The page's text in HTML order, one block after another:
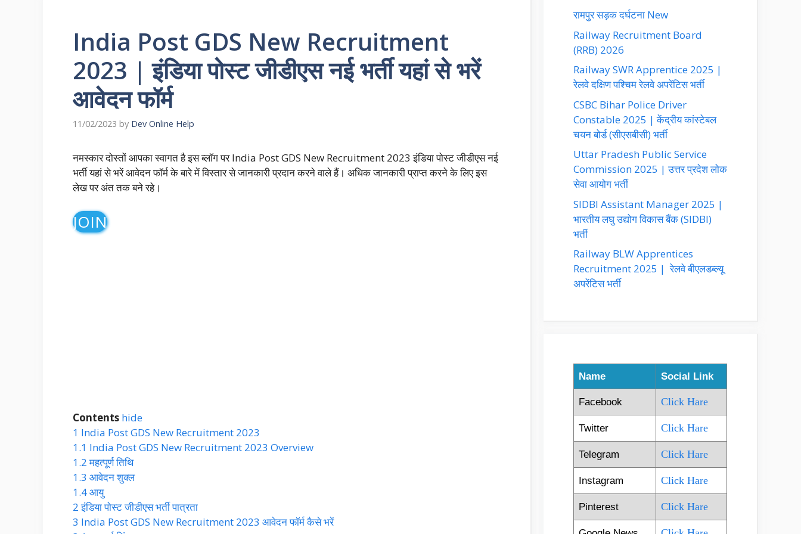
India Post GDS New Recruitment
2023 | इंडिया पोस्ट जीडीएस नई भर्ती यहां से भरें
आवेदन फॉर्म
11/02/2023 by Dev Online Help
नमस्कार दोस्तों आपका स्वागत है इस ब्लॉग पर India Post GDS New Recruitment 2023 इंडिया पोस्ट जीडीएस नई
भर्ती यहां से भरें आवेदन फॉर्म के बारे में विस्तार से जानकारी प्रदान करने वाले हैं। अधिक जानकारी प्राप्त करने के लिए इस
लेख पर अंत तक बने रहे।
JOIN
Contents hide
1 India Post GDS New Recruitment 2023
1.1 India Post GDS New Recruitment 2023 Overview
1.2 महत्पूर्ण तिथि
1.3 आवेदन शुक्ल
1.4आयु
2 इंडिया पोस्ट जीडीएस भर्ती पात्रता
3 India Post GDS New Recruitment 2023 आवेदन फॉर्म कैसे भरें
रामपुर सड़क दर्घटना New
Railway Recruitment Board
(RRB) 2026
Railway SWR Apprentice 2025 |
रेलवे दक्षिण पश्चिम रेलवे अपरेंटिस भर्ती
CSBC Bihar Police Driver
Constable 2025 | केंद्रीय कांस्टेबल
चयन बोर्ड (सीएसबीसी) भर्ती
Uttar Pradesh Public Service
Commission 2025 | उत्तर प्रदेश लोक
सेवा आयोग भर्ती
SIDBI Assistant Manager 2025 |
भारतीय लघु उद्योग विकास बैंक (SIDBI)
भर्ती
Railway BLW Apprentices
Recruitment 2025 | रेलवे बीएलडब्ल्यू
अपरेंटिस भर्ती
Name Social Link
Facebook Click Hare
Twitter Click Hare
Telegram Click Hare
Instagram Click Hare
Pinterest Click Hare